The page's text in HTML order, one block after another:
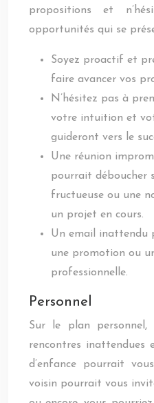
propositions et
opportunités qui se
Soyez proactif et
faire avancer vos
N’hésitez pas à
votre intuition et
guideront vers le
Une réunion
pourrait déboucher
fructueuse ou une
un projet en cours.
Un email inattendu
une promotion ou
professionnelle.
Personnel
Sur le plan personnel,
rencontres inattendues
d’enfance pourrait
voisin pourrait vous